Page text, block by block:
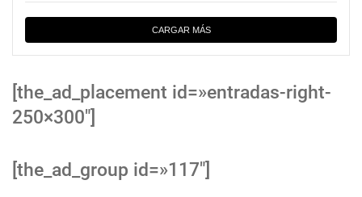
CARGAR MÁS
[the_ad_placement id=»entradas-right-
250×300″]
[the_ad_group id=»117″]